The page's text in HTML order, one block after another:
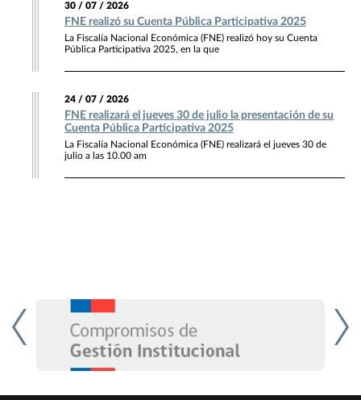
30 / 07 / 2026
FNE realizó su Cuenta Pública Participativa 2025
La Fiscalía Nacional Económica (FNE) realizó hoy su Cuenta
Pública Participativa 2025, en la que
24 / 07 / 2026
FNE realizará el jueves 30 de julio la presentación de su
Cuenta Pública Participativa 2025
La Fiscalía Nacional Económica (FNE) realizará el jueves 30 de
julio a las 10.00 am